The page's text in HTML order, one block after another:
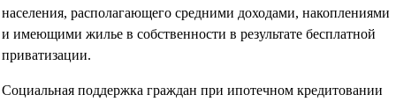
населения, располагающего средними доходами, накоплениями
и имеющими жилье в собственности в результате бесплатной
приватизации.
Социальная поддержка граждан при ипотечном кредитовании